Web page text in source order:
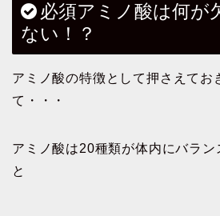
必須アミノ酸は何が
ない！？
アミノ酸の特徴として押さえてお
て・・・
アミノ酸は20種類が体内にバラン
と